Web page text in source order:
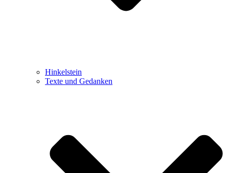
Hinkelstein
Texte und Gedanken